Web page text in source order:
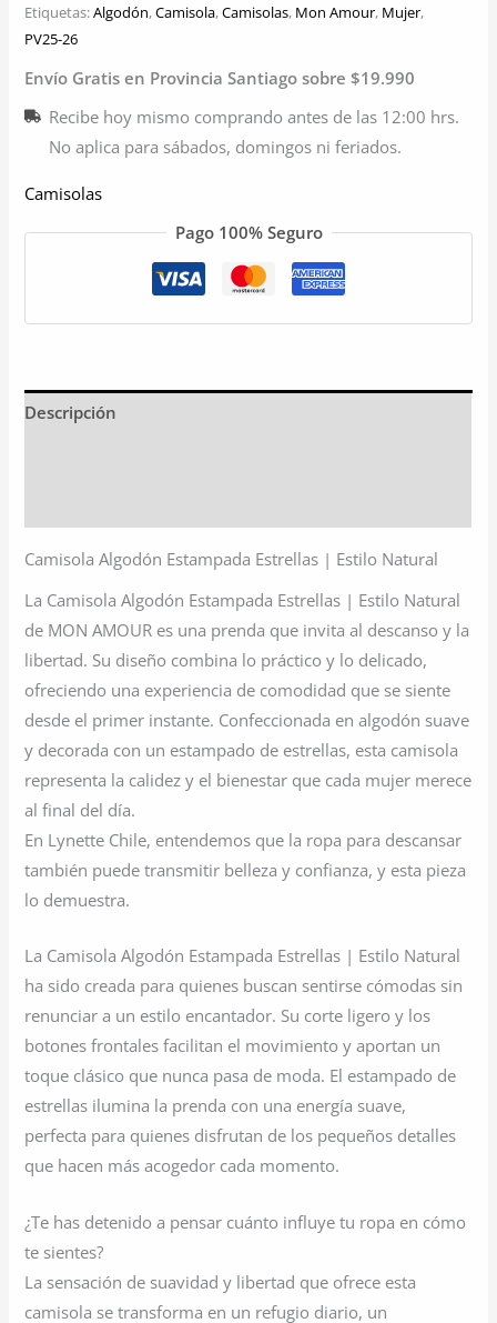
Etiquetas:Algodón,Camisola,Camisolas, Mon Amour, Mujer,
PV25-26
Envío Gratis en Provincia Santiago sobre $19.990
Recibe hoy mismo comprando antes de las 12:00 hrs.
No aplica para sábados, domingos ni feriados.
Camisolas
Pago 100% Seguro
Descripción
Camisola Algodón Estampada Estrellas | Estilo Natural
La Camisola Algodón Estampada Estrellas | Estilo Natural
de MON AMOUR es una prenda que invita al descanso y la
libertad. Su diseño combina lo práctico y lo delicado,
ofreciendo una experiencia de comodidad que se siente
desde el primer instante. Confeccionada en algodón suave
y decorada con un estampado de estrellas, esta camisola
representa la calidez y el bienestar que cada mujer merece
al final del día.
En Lynette Chile, entendemos que la ropa para descansar
también puede transmitir belleza y confianza, y esta pieza
lo demuestra.
La Camisola Algodón Estampada Estrellas | Estilo Natural
ha sido creada para quienes buscan sentirse cómodas sin
renunciar a un estilo encantador. Su corte ligero y los
botones frontales facilitan el movimiento y aportan un
toque clásico que nunca pasa de moda. El estampado de
estrellas ilumina la prenda con una energía suave,
perfecta para quienes disfrutan de los pequeños detalles
que hacen más acogedor cada momento.
¿Te has detenido a pensar cuánto influye tu ropa en cómo
te sientes?
La sensación de suavidad y libertad que ofrece esta
camisola se transforma en un refugio diario, un